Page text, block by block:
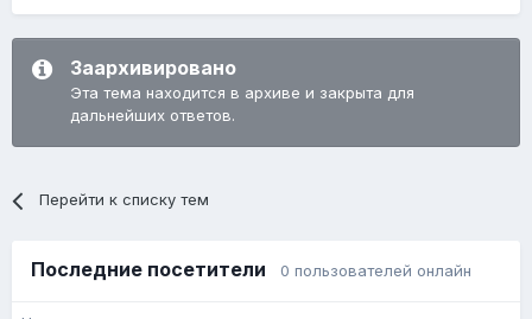
Заархивировано
Эта тема находится в архиве и закрыта для
дальнейших ответов.
Перейти к списку тем
Последние посетители 0 пользователей онлайн